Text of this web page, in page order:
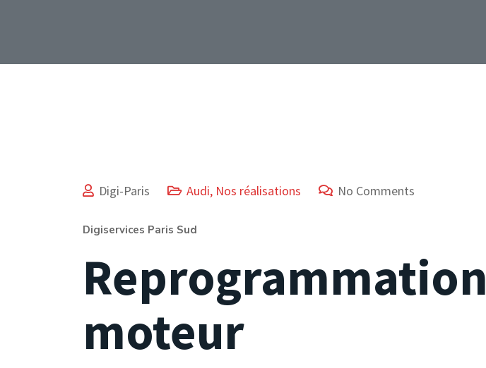
Digi-Paris Audi, Nos réalisations No Comments
Digiservices Paris Sud
Reprogrammation
moteur